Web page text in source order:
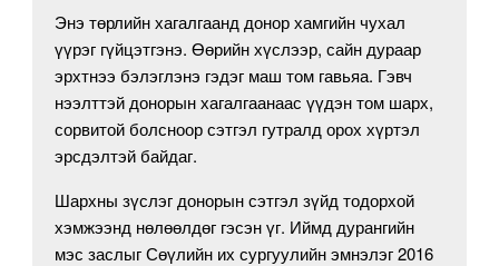
Энэ төрлийн хагалгаанд донор хамгийн чухал
үүрэг гүйцэтгэнэ. Өөрийн хүслээр, сайн дураар
эрхтнээ бэлэглэнэ гэдэг маш том гавьяа. Гэвч
нээлттэй донорын хагалгаанаас үүдэн том шарх,
сорвитой болсноор сэтгэл гутралд орох хүртэл
эрсдэлтэй байдаг.
Шархны зүслэг донорын сэтгэл зүйд тодорхой
хэмжээнд нөлөөлдөг гэсэн үг. Иймд дурангийн
мэс заслыг Сөүлийн их сургуулийн эмнэлэг 2016